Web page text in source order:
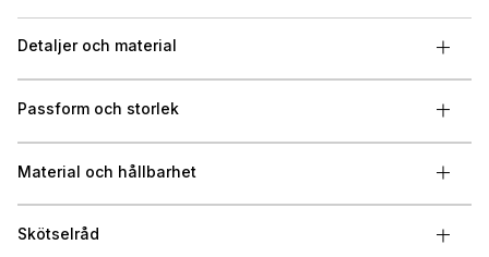
Detaljer och material
Passform och storlek
Material och hållbarhet
Skötselråd